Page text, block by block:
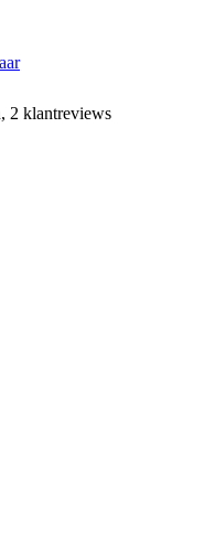
2 klantreviews